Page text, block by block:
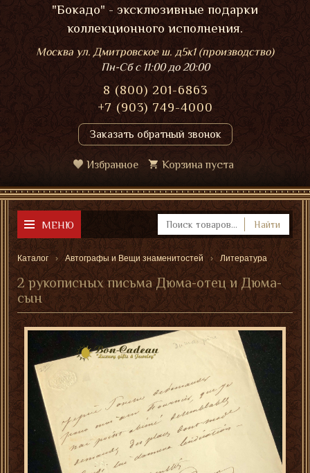
"Бокадо" - эксклюзивные подарки
коллекционного исполнения.
Москва ул. Дмитровское ш. д5к1 (производство)
Пн-Сбс 11:00 до 20:00
8 (800) 201-6863
+7 (903) 749-4000
Заказать обратный звонок
Избранное Корзина пуста
МЕНЮ Найти
Каталог Автографы и Вещи знаменитостей Литература
2 рукописных письма Дюма-отец и Дюма-
сын